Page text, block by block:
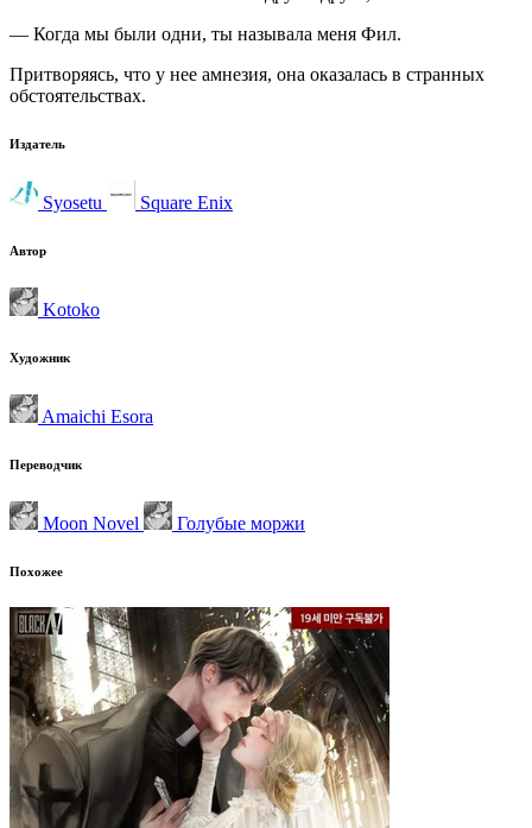
— Когда мы были одни, ты называла меня Фил.
Притворяясь, что у нее амнезия, она оказалась в странных
обстоятельствах.
Издатель
Syosetu Square Enix
Автор
Kotoko
Художник
Amaichi Esora
Переводчик
Moon Novel Голубые моржи
Похожее